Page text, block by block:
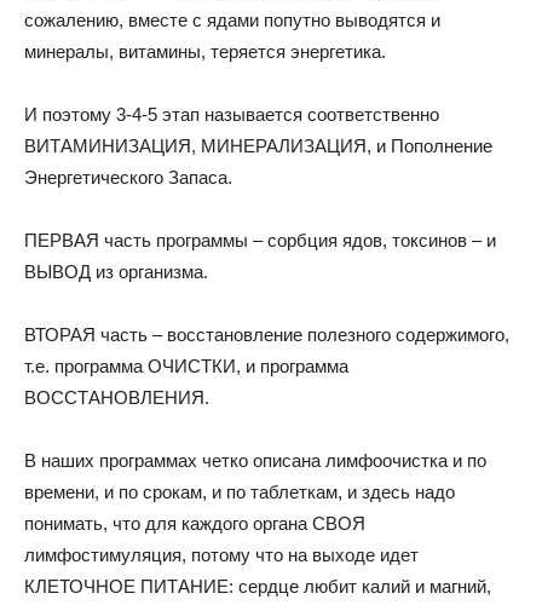
сожалению, вместе с ядами попутно выводятся и
минералы, витамины, теряется энергетика.
И поэтому 3-4-5 этап называется соответственно
ВИТАМИНИЗАЦИЯ, МИНЕРАЛИЗАЦИЯ, и Пополнение
Энергетического Запаса.
ПЕРВАЯ часть программы – сорбция ядов, токсинов – и
ВЫВОД из организма.
ВТОРАЯ часть – восстановление полезного содержимого,
т.е. программа ОЧИСТКИ, и программа
ВОССТАНОВЛЕНИЯ.
В наших программах четко описана лимфоочистка и по
времени, и по срокам, и по таблеткам, и здесь надо
понимать, что для каждого органа СВОЯ
лимфостимуляция, потому что на выходе идет
КЛЕТОЧНОЕ ПИТАНИЕ: сердце любит калий и магний,